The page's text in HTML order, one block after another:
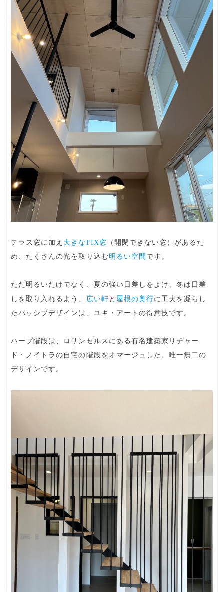
テラス窓に加え 大きなFIX窓 （開閉できない窓）があるた
め、たくさんの光を取り込む 明るい空間 です。
ただ明るいだけでなく、夏の強い日差しをよけ、冬は日差
しを取り入れるよう、 広い軒 と 屋根の奥行に工夫を凝らし
たパッシブデザイン は、ユキ・アートの得意技です。
ハープ階段は、ロサンゼルスにある有名建築家リチャー
ド・ノイトラの自宅の階段をオマージュした、唯一無二の
デザインです。